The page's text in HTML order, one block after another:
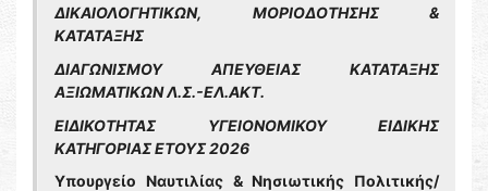
ΔΙΚΑΙΟΛΟΓΗΤΙΚΩΝ, ΜΟΡΙΟΔΟΤΗΣΗΣ &
ΚΑΤΑΤΑΞΗΣ
ΔΙΑΓΩΝΙΣΜΟΥ ΑΠΕΥΘΕΙΑΣ ΚΑΤΑΤΑΞΗΣ
ΑΞΙΩΜΑΤΙΚΩΝ Λ.Σ.-ΕΛ.ΑΚΤ.
ΕΙΔΙΚΟΤΗΤΑΣ ΥΓΕΙΟΝΟΜΙΚΟΥ ΕΙΔΙΚΗΣ
ΚΑΤΗΓΟΡΙΑΣ ΕΤΟΥΣ 2026
Υπουργείο Ναυτιλίας & Νησιωτικής Πολιτικής/